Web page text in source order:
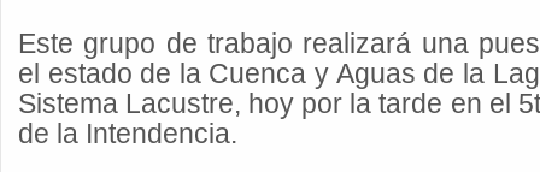
Este grupo de trabajo realizará una
el estado de la Cuenca y Aguas de la
Sistema Lacustre, hoy por la tarde en el
de la Intendencia.